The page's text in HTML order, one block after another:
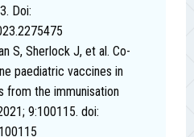
Doi:
S, Sherlock J, et al. Co-
paediatric vaccines in
from the immunisation
9:100115. doi: